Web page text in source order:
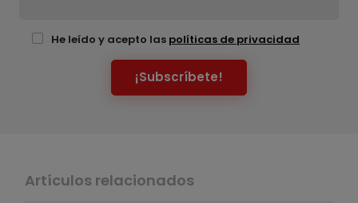
He leído y acepto las políticas de privacidad
¡Subscríbete!
Artículos relacionados